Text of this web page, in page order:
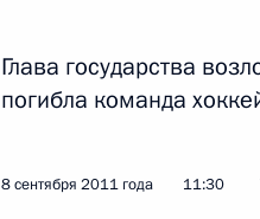
по итогам работы
в Ярославской области
Глава государства
погибла команда
8 сентября 2011 года 11:30